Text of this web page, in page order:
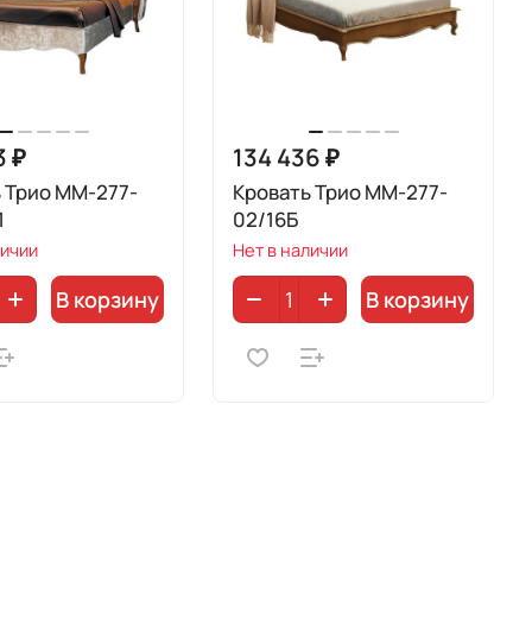
₽
Трио ММ-277-
В корзину
134 436 ₽
Кровать Трио ММ-277-
02/16Б
Нет в наличии
В корзину